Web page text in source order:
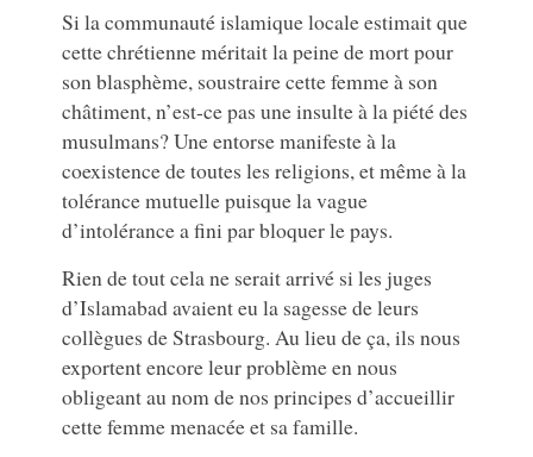
Si la communauté islamique locale estimait que
cette chrétienne méritait la peine de mort pour
son blasphème, soustraire cette femme à son
châtiment, n’est-ce pas une insulte à la piété des
musulmans? Une entorse manifeste à la
coexistence de toutes les religions, et même à la
tolérance mutuelle puisque la vague
d’intolérance a fini par bloquer le pays.
Rien de tout cela ne serait arrivé si les juges
d’Islamabad avaient eu la sagesse de leurs
collègues de Strasbourg. Au lieu de ça, ils nous
exportent encore leur problème en nous
obligeant au nom de nos principes d’accueillir
cette femme menacée et sa famille.